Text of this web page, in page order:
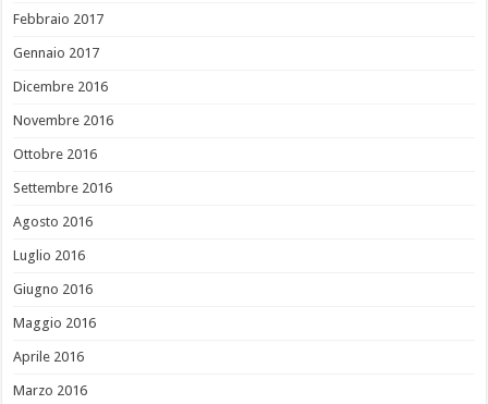
Febbraio 2017
Gennaio 2017
Dicembre 2016
Novembre 2016
Ottobre 2016
Settembre 2016
Agosto 2016
Luglio 2016
Giugno 2016
Maggio 2016
Aprile 2016
Marzo 2016